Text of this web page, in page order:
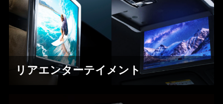
リアエンターテイメント